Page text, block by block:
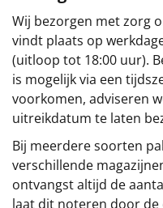
Wij bezorgen met zorg
vindt plaats op
(uitloop tot 18:00 uur).
is mogelijk via een
voorkomen, adviseren
uitreikdatum te laten
Bij meerdere soorten
verschillende
ontvangst altijd de
laat dit noteren door